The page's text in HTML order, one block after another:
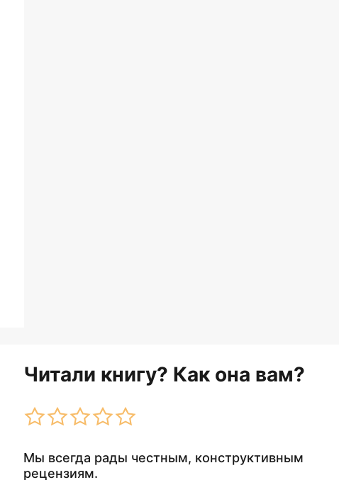
Читали книгу? Как она вам?
Мы всегда рады честным, конструктивным
рецензиям.